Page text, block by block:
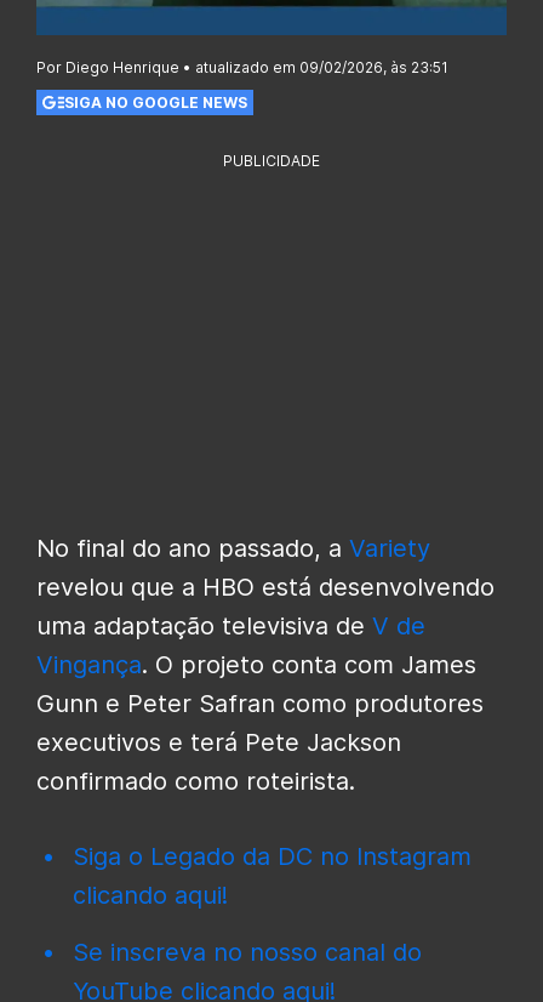
Por Diego Henrique • atualizado em 09/02/2026, às 23:51
SIGA NO GOOGLE NEWS
PUBLICIDADE
No final do ano passado, a Variety
revelou que a HBO está desenvolvendo
uma adaptação televisiva de V de
Vingança. O projeto conta com James
Gunn e Peter Safran como produtores
executivos e terá Pete Jackson
confirmado como roteirista.
Siga o Legado da DC no Instagram
clicando aqui!
Se inscreva no nosso canal do
YouTube clicando aqui!